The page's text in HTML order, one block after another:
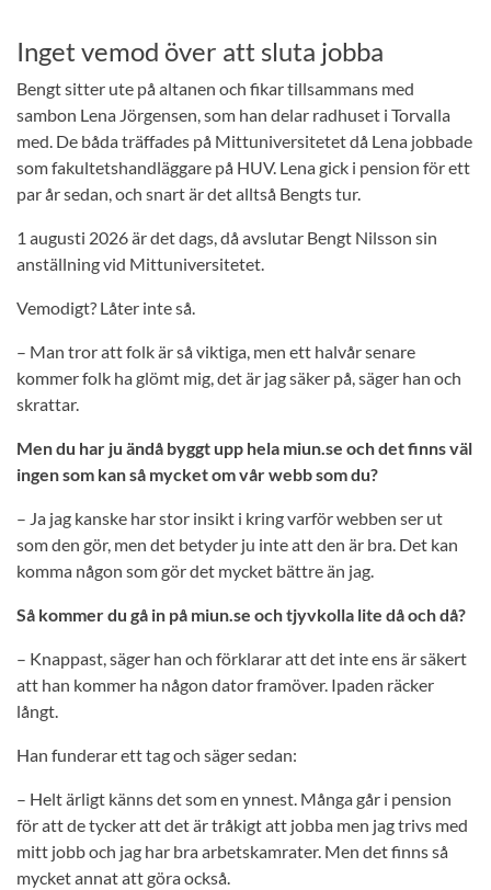
Inget vemod över att sluta jobba
Bengt sitter ute på altanen och fikar tillsammans med
sambon Lena Jörgensen, som han delar radhuset i Torvalla
med. De båda träffades på Mittuniversitetet då Lena jobbade
som fakultetshandläggare på HUV. Lena gick i pension för ett
par år sedan, och snart är det alltså Bengts tur.
1 augusti 2026 är det dags, då avslutar Bengt Nilsson sin
anställning vid Mittuniversitetet.
Vemodigt? Låter inte så.
– Man tror att folk är så viktiga, men ett halvår senare
kommer folk ha glömt mig, det är jag säker på, säger han och
skrattar.
Men du har ju ändå byggt upp hela miun.se och det finns väl
ingen som kan så mycket om vår webb som du?
– Ja jag kanske har stor insikt i kring varför webben ser ut
som den gör, men det betyder ju inte att den är bra. Det kan
komma någon som gör det mycket bättre än jag.
Så kommer du gå in på miun.se och tjyvkolla lite då och då?
– Knappast, säger han och förklarar att det inte ens är säkert
att han kommer ha någon dator framöver. Ipaden räcker
långt.
Han funderar ett tag och säger sedan:
– Helt ärligt känns det som en ynnest. Många går i pension
för att de tycker att det är tråkigt att jobba men jag trivs med
mitt jobb och jag har bra arbetskamrater. Men det finns så
mycket annat att göra också.